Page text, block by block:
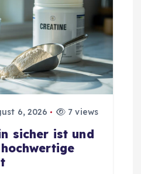
6, 2026 7 views
sicher ist und